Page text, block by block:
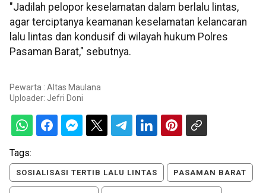
"Jadilah pelopor keselamatan dalam berlalu lintas,
agar terciptanya keamanan keselamatan kelancaran
lalu lintas dan kondusif di wilayah hukum Polres
Pasaman Barat," sebutnya.
Pewarta : Altas Maulana
Uploader: Jefri Doni
Tags:
SOSIALISASI TERTIB LALU LINTAS PASAMAN BARAT